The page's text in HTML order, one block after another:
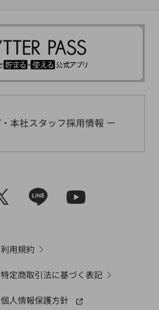
利用規約
特定商取引法に基づく表記
個人情報保護方針